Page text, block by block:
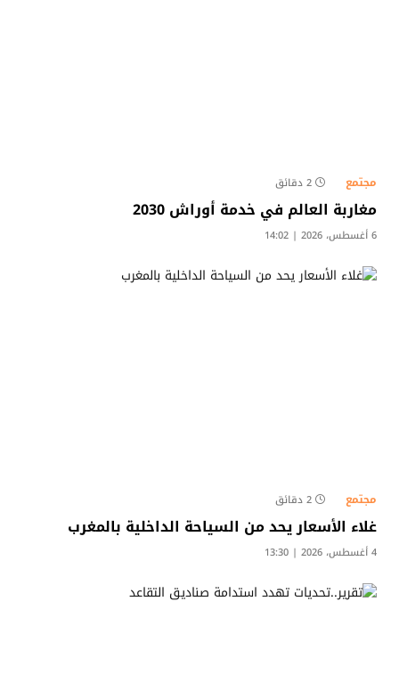
مجتمع 2 دقائق
مغاربة العالم في خدمة أوراش 2030
6 أغسطس، 2026 | 14:02
مجتمع 2 دقائق
غلاء الأسعار يحد من السياحة الداخلية بالمغرب
4 أغسطس، 2026 | 13:30